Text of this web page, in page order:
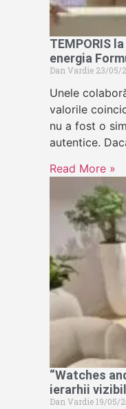
TEMPORIS
energia
Dan Vardie 23/05/
Unele
valorile
nu a fost o
autentice.
Read More »
“Watches
ierarhii
Dan Vardie19/05/